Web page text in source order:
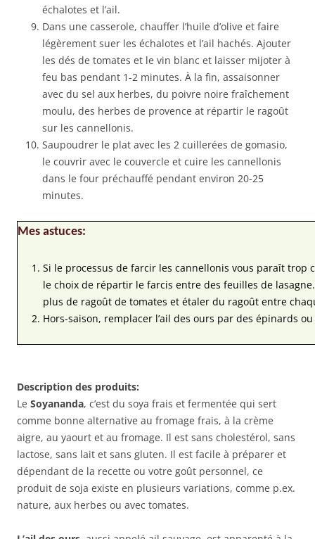
échalotes et l’ail.
Dans une casserole, chauffer l’huile d’olive et faire
légèrement suer les échalotes et l’ail hachés. Ajouter
les dés de tomates et le vin blanc et laisser mijoter à
feu bas pendant 1-2 minutes. À la fin, assaisonner
avec du sel aux herbes, du poivre noire fraîchement
moulu, des herbes de provence at répartir le ragoût
sur les cannellonis.
Saupoudrer le plat avec les 2 cuillerées de gomasio,
le couvrir avec le couvercle et cuire les cannellonis
dans le four préchauffé pendant environ 20-25
minutes.
Mes astuces:
Si le processus de farcir les cannellonis vous paraît trop
le choix de répartir le farcis entre des feuilles de
plus de ragoût de tomates et étaler du ragoût entre
Hors-saison, remplacer l’ail des ours par des épinards
Description des produits:
Le Soyananda, c’est du soya frais et fermentée qui sert
comme bonne alternative au fromage frais, à la crème
aigre, au yaourt et au fromage. Il est sans cholestérol, sans
lactose, sans lait et sans gluten. Il est facile à préparer et
dépendant de la recette ou votre goût personnel, ce
produit de soja existe en plusieurs variations, comme p.ex.
nature, aux herbes ou avec tomates.